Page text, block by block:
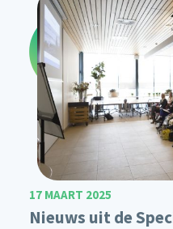
17 MAART 2025
Nieuws uit de